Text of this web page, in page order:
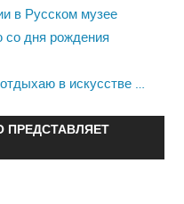
в Русском музее
со дня рождения
в искусстве …
ПРЕДСТАВЛЯЕТ